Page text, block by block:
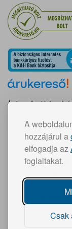
A
hozzájárul a
elfogadja az
foglaltakat.
Csak
Árukereső, a hiteles
Gyors
30 000 Ft